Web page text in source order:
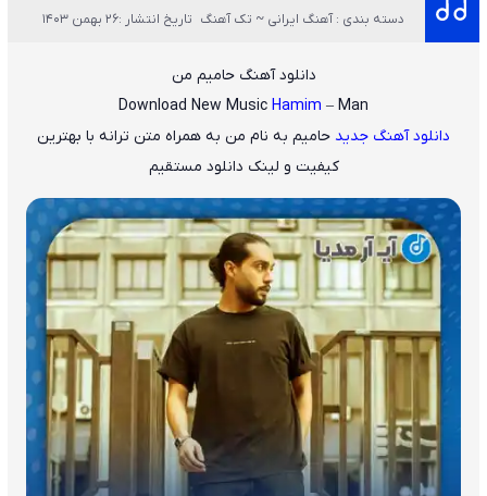
دسته بندی : آهنگ ایرانی ~ تک آهنگ تاریخ انتشار :26 بهمن 1403
دانلود آهنگ حامیم من
Download New Music Hamim – Man
دانلود آهنگ جدید حامیم به نام من به همراه متن ترانه با بهترین
کیفیت و لینک دانلود مستقیم